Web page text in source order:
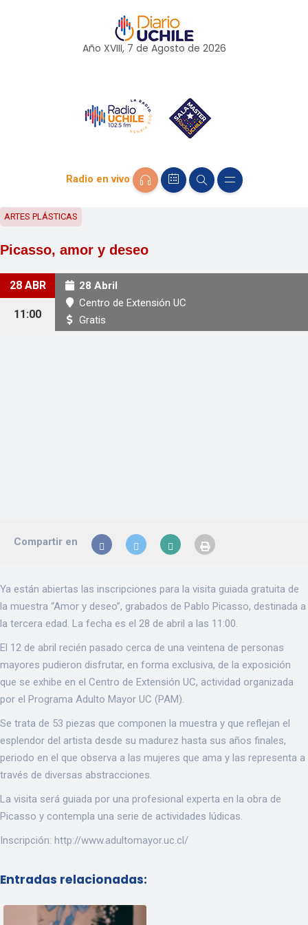
Año XVIII, 7 de Agosto de 2026
Radio en vivo
ARTES PLÁSTICAS
Picasso, amor y deseo
28 ABR
11:00
28 Abril
Centro de Extensión UC
Gratis
Compartir en
Ya están abiertas las inscripciones para la visita guiada gratuita de
la muestra “Amor y deseo”, grabados de Pablo Picasso, destinada a
la tercera edad. La fecha es el 28 de abril a las 11:00.
El 12 de abril recién pasado cerca de una veintena de personas
mayores pudieron disfrutar, en forma exclusiva, de la exposición
que se exhibe en el Centro de Extensión UC, actividad organizada
por el Programa Adulto Mayor UC (PAM).
Se trata de 53 piezas que componen la muestra y que reflejan el
esplendor del artista desde su madurez hasta sus años finales,
periodo en el que observa a las mujeres que ama y las representa a
través de diversas abstracciones.
La visita será guiada por una profesional experta en la obra de
Picasso y contempla una serie de actividades lúdicas.
Inscripción: http://www.adultomayor.uc.cl/
Entradas relacionadas: